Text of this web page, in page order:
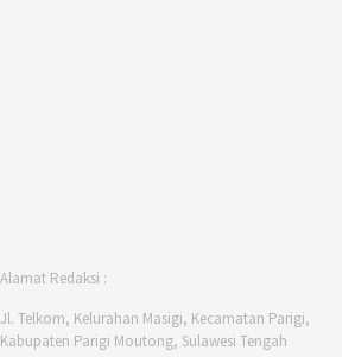
Alamat Redaksi :
Jl. Telkom, Kelurahan Masigi, Kecamatan Parigi,
Kabupaten Parigi Moutong, Sulawesi Tengah